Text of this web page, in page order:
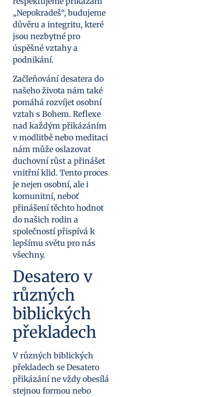
„Nepokradeš“, budujeme
důvěru a integritu, které
jsou nezbytné pro
úspěšné vztahy a
podnikání.
Začleňování desatera do
našeho života nám také
pomáhá rozvíjet osobní
vztah s Bohem. Reflexe
nad každým přikázáním
v modlitbě nebo meditaci
nám může oslazovat
duchovní růst a přinášet
vnitřní klid. Tento proces
je nejen osobní, ale i
komunitní, neboť
přinášení těchto hodnot
do našich rodin a
společností přispívá k
lepšímu světu pro nás
všechny.
Desatero v
různých
biblických
překladech
V různých biblických
překladech se Desatero
přikázání ne vždy obesílá
stejnou formou nebo